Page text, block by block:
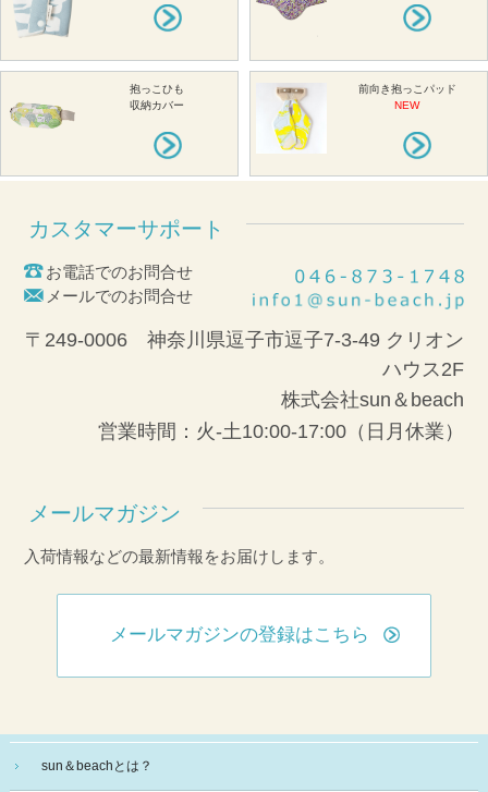
抱っこひも
収納カバー
前向き抱っこパッド
NEW
カスタマーサポート
お電話でのお問合せ
メールでのお問合せ
〒249-0006 神奈川県逗子市逗子7-3-49 クリオン
ハウス2F
株式会社sun＆beach
営業時間：火-土10:00-17:00（日月休業）
メールマガジン
入荷情報などの最新情報をお届けします。
メールマガジンの登録はこちら
sun＆beachとは？